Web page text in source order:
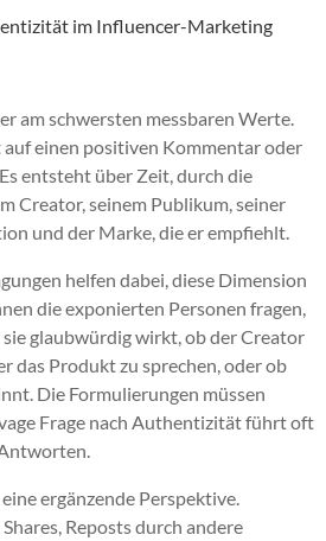
im Influencer-Marketing
am schwersten messbaren Werte.
auf einen positiven Kommentar oder
entsteht über Zeit, durch die
Creator, seinem Publikum, seiner
und der Marke, die er empfiehlt.
helfen dabei, diese Dimension
die exponierten Personen fragen,
glaubwürdig wirkt, ob der Creator
das Produkt zu sprechen, oder ob
Die Formulierungen müssen
Frage nach Authentizität führt oft
ergänzende Perspektive.
Reposts durch andere